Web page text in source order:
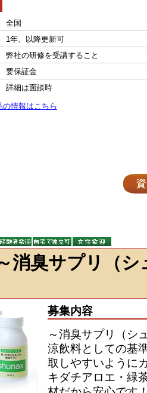
全国
1年、以降更新可
弊社の研修を受講すること
要保証金
詳細は面談時
の情報はこちら
消臭サプリ（
募集内容
～消臭サプリ（シ
涼飲料としての基
取しやすいように
キダチアロエ・緑